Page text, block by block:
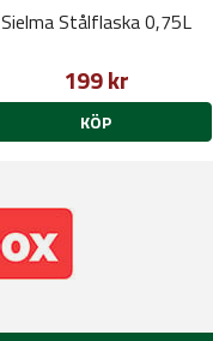
Sielma Stålflaska 0,75L
199 kr
KÖP